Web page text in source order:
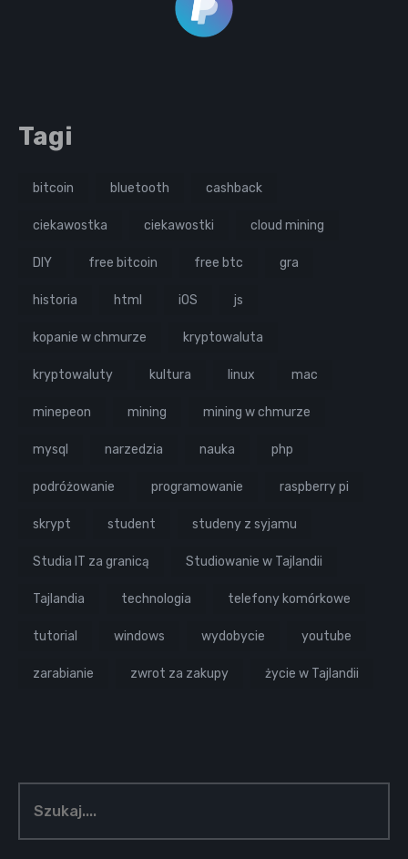
Tagi
bitcoin bluetooth cashback
ciekawostka ciekawostki cloud mining
DIY free bitcoin free btc gra
historia html iOS js
kopanie w chmurze kryptowaluta
kryptowaluty kultura linux mac
minepeon mining mining w chmurze
mysql narzedzia nauka php
podróżowanie programowanie raspberry pi
skrypt student studeny z syjamu
Studia IT za granicą Studiowanie w Tajlandii
Tajlandia technologia telefony komórkowe
tutorial windows wydobycie youtube
zarabianie zwrot za zakupy życie w Tajlandii